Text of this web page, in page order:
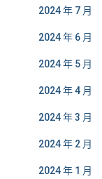
2024 年 7 月
2024 年 6 月
2024 年 5 月
2024 年 4 月
2024 年 3 月
2024 年 2 月
2024 年 1 月